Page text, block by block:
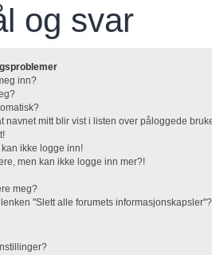
og svar
inn?
navnet mitt blir vist i listen over påloggede
ikke logge inn!
men kan ikke logge inn mer?!
meg?
"Slett alle forumets informasjonskapsler"?